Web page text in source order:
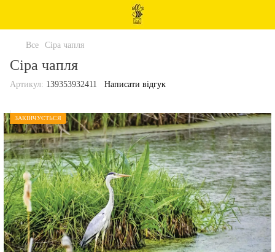
Все Сіра чапля
Сіра чапля
Артикул: 139353932411 Написати відгук
ЗАКІНЧУЄТЬСЯ